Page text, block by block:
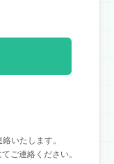
いたします。
ご連絡ください。